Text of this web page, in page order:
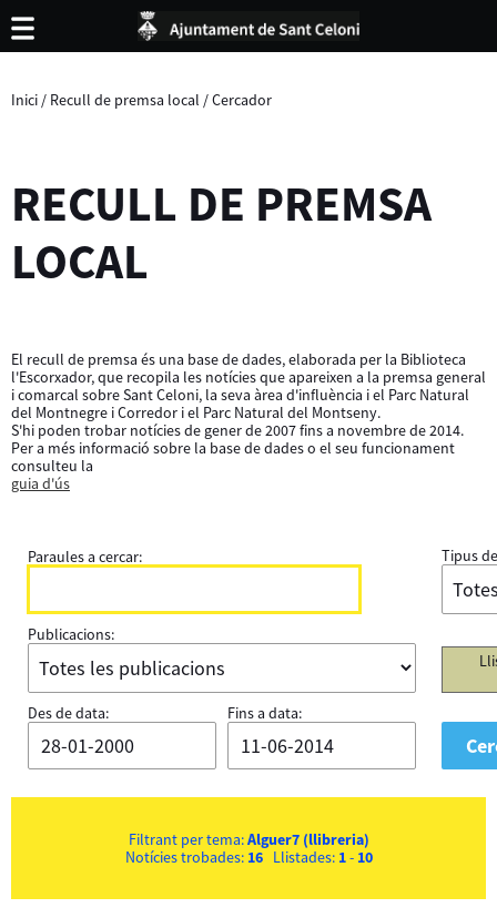
Inici / Recull de premsa local /Cercador
RECULL DE PREMSA
LOCAL
El recull de premsa és una base de dades, elaborada per la Biblioteca
l'Escorxador, que recopila les notícies que apareixen a la premsa general
i comarcal sobre Sant Celoni, la seva àrea d'influència i el Parc Natural
del Montnegre i Corredor i el Parc Natural del Montseny.
S'hi poden trobar notícies de gener de 2007 fins a novembre de 2014.
Per a més informació sobre la base de dades o el seu funcionament
consulteu la
guia d'ús
Paraules a cercar: Tipus
Publicacions:
Des de data: Fins a data:
Filtrant per tema:Alguer7 (llibreria)
Notícies trobades: 16Llistades: 1- 10